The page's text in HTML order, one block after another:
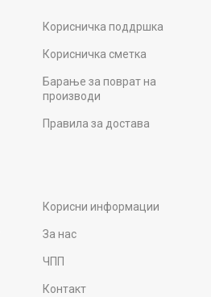
Корисничка поддршка
Корисничка сметка
Барање за поврат на
производи
Правила за достава
Корисни информации
За нас
ЧПП
Контакт